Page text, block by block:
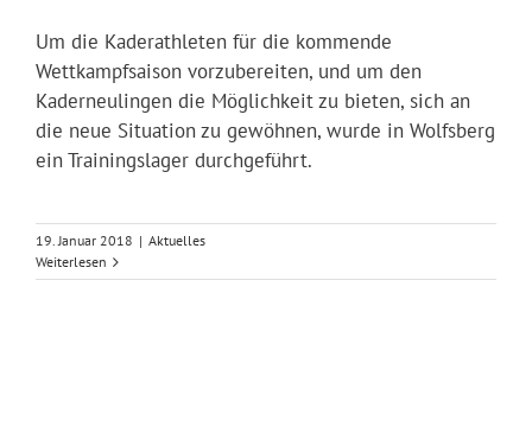
Um die Kaderathleten für die kommende
Wettkampfsaison vorzubereiten, und um den
Kaderneulingen die Möglichkeit zu bieten, sich an
die neue Situation zu gewöhnen, wurde in Wolfsberg
ein Trainingslager durchgeführt.
19. Januar 2018 | Aktuelles
Weiterlesen